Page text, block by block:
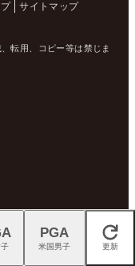
サイトマップ
転用、コピー等は禁じま
閉じる
PGA
米国男子 更新